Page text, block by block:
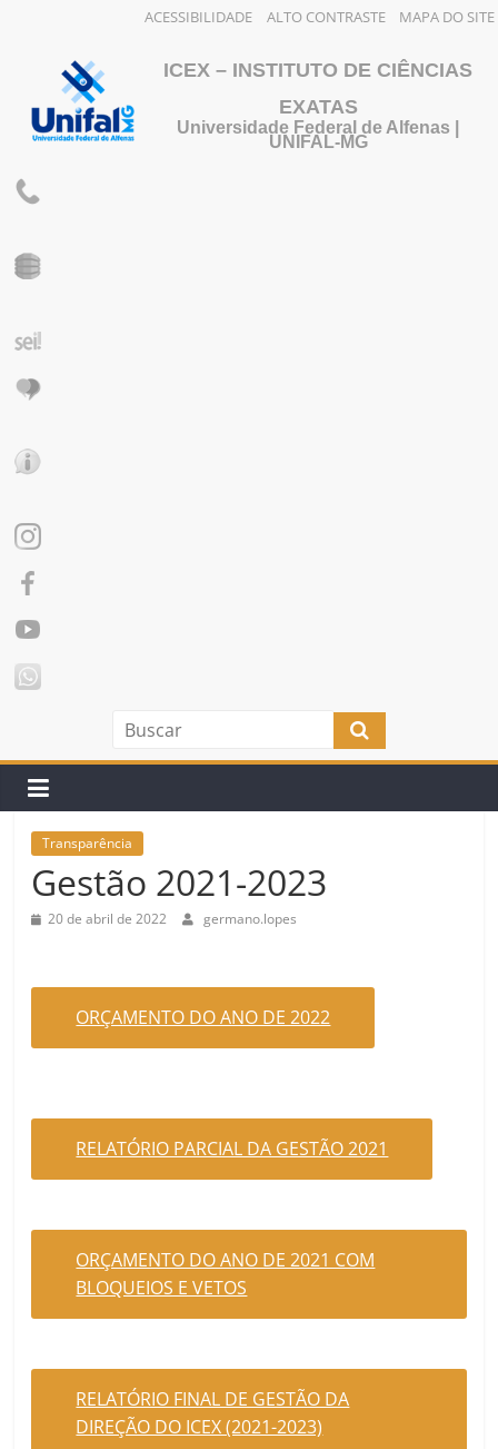
ACESSIBILIDADE ALTO CONTRASTE MAPA DO SITE
ICEX – INSTITUTO DE CIÊNCIAS
EXATAS
Universidade Federal de Alfenas |
UNIFAL-MG
Transparência
Gestão 2021-2023
20 de abril de 2022 germano.lopes
ORÇAMENTO DO ANO DE 2022
RELATÓRIO PARCIAL DA GESTÃO 2021
ORÇAMENTO DO ANO DE 2021 COM
BLOQUEIOS E VETOS
RELATÓRIO FINAL DE GESTÃO DA
DIREÇÃO DO ICEX (2021-2023)